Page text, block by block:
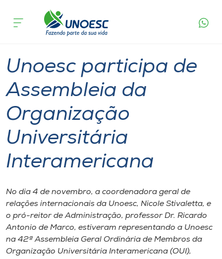
Cursos
Pesquisa
Atendimento ao Estudante
Portal de Ensino
Internacionalização
I.nova
acontece
Unoesc participa de
Assembleia da
Organização
Universitária
Interamericana
No dia 4 de novembro, a coordenadora geral de
relações internacionais da Unoesc, Nicole Stivaletta, e
o pró-reitor de Administração, professor Dr. Ricardo
Antonio de Marco, estiveram representando a Unoesc
na 42ª Assembleia Geral Ordinária de Membros da
Organização Universitária Interamericana (OUI),